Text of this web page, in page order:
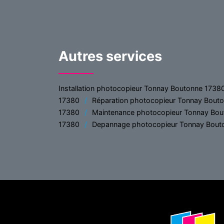
Autres services
Installation photocopieur Tonnay Boutonne
17380
Réparation photocopieur Tonnay
17380
Maintenance photocopieur Tonnay
17380
Depannage photocopieur Tonnay